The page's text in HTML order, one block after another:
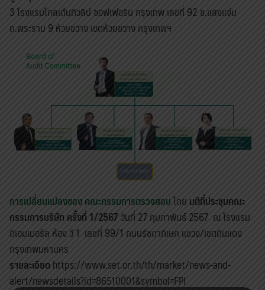
3 โรงแรมโกลเด้นทิวลิป ซอฟเฟอริน กรุงเทพ เลขที่ 92 ซ.แสงแจ่ม
ถ.พระราม 9 ห้วยขวาง เขตห้วยขวาง กรุงเทพฯ
การเปลี่ยนแปลงของ คณะกรรมการตรวจสอบโดย มติที่ประชุมคณะ
กรรมการบริษัท ครั้งที่ 1/2567 วันที่ 27 กุมภาพันธ์ 2567 ณ โรงแรม
ดิเอมเมอรัล ห้อง วี 1 เลขที่ 99/1 ถนนรัชดาภิเษก แขวง/เขตดินแดง
กรุงเทพมหานคร
รายละเอียดhttps://www.set.or.th/th/market/news-and-
alert/newsdetails?id=86510001&symbol=FPI